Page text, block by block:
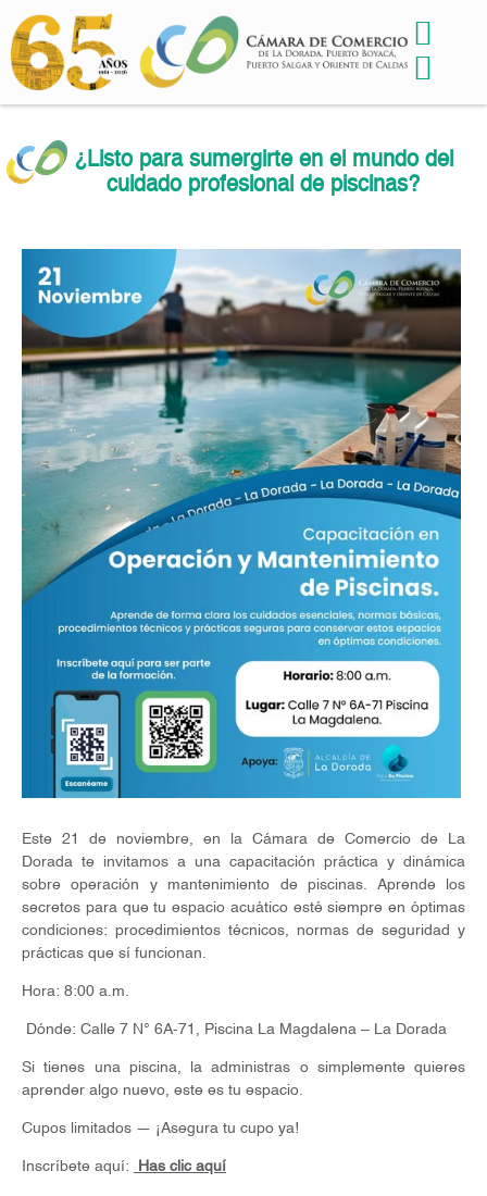
¿Listo para sumergirte en el mundo del
cuidado profesional de piscinas?
Este 21 de noviembre, en la Cámara de Comercio de La
Dorada te invitamos a una capacitación práctica y dinámica
sobre operación y mantenimiento de piscinas. Aprende los
secretos para que tu espacio acuático esté siempre en óptimas
condiciones: procedimientos técnicos, normas de seguridad y
prácticas que sí funcionan.
Hora: 8:00 a.m.
Dónde: Calle 7 N° 6A-71, Piscina La Magdalena – La Dorada
Si tienes una piscina, la administras o simplemente quieres
aprender algo nuevo, este es tu espacio.
Cupos limitados — ¡Asegura tu cupo ya!
Inscríbete aquí: Has clic aquí